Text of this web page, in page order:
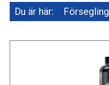
Du är här: Försegling